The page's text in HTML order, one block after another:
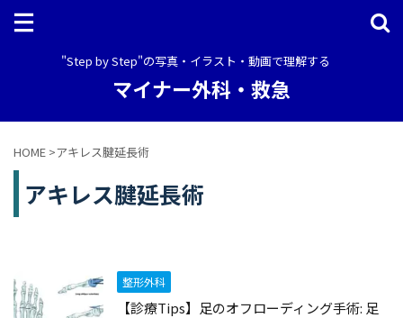
"Step by Step"の写真・イラスト・動画で理解する
マイナー外科・救急
HOME >アキレス腱延長術
アキレス腱延長術
整形外科
【診療Tips】足のオフローディング手術: 足